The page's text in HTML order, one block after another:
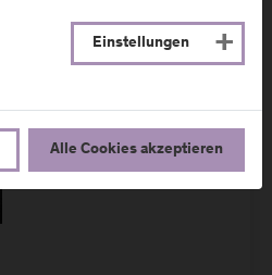
Einstellungen
Alle Cookies akzeptieren